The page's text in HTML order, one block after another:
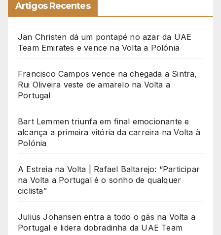
Artigos Recentes
Jan Christen dá um pontapé no azar da UAE
Team Emirates e vence na Volta a Polónia
Francisco Campos vence na chegada a Sintra,
Rui Oliveira veste de amarelo na Volta a
Portugal
Bart Lemmen triunfa em final emocionante e
alcança a primeira vitória da carreira na Volta à
Polónia
A Estreia na Volta | Rafael Baltarejo: “Participar
na Volta a Portugal é o sonho de qualquer
ciclista”
Julius Johansen entra a todo o gás na Volta a
Portugal e lidera dobradinha da UAE Team